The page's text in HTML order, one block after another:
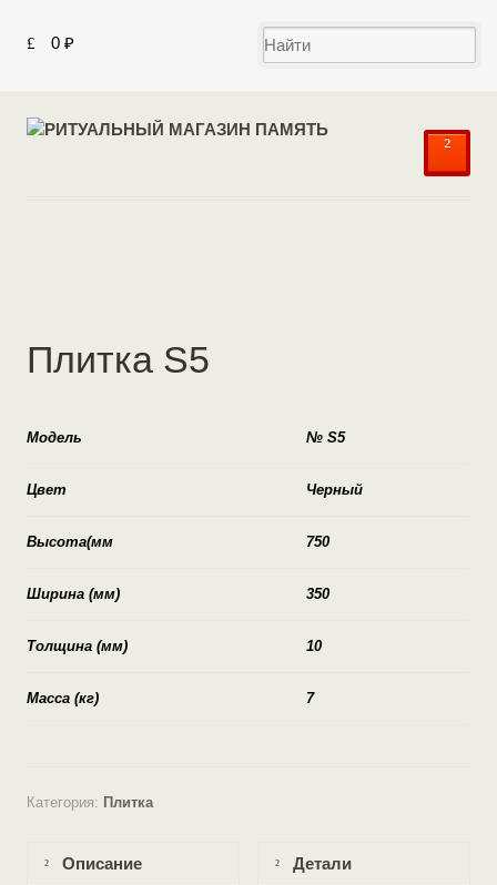
0 ₽
²
Плитка S5
Модель № S5
Цвет Черный
Высота(мм 750
Ширина (мм) 350
Толщина (мм) 10
Масса (кг) 7
Категория: Плитка
Описание Детали